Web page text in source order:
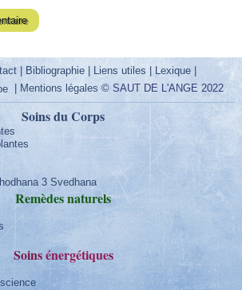
Bibliographie Liens utiles Lexique
| Mentions légales © SAUT DE L'ANGE 2022
Soins du Corps
3 Svedhana
Remèdesnaturels
Soinsénergétiques